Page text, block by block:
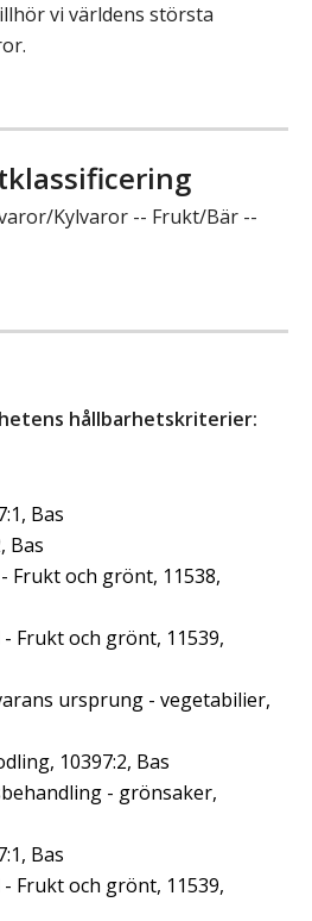
vi världens största
Kylvaror -- Frukt/Bär --
hållbarhetskriterier:
Bas
Bas
Frukt och grönt, 11538,
Frukt och grönt, 11539,
ursprung - vegetabilier,
10397:2, Bas
- grönsaker,
Bas
Frukt och grönt, 11539,